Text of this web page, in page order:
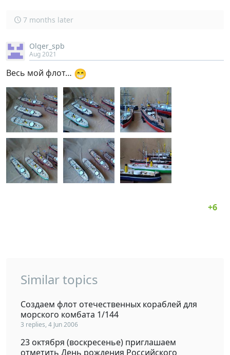
7 months later
Olger_spb
Aug 2021
Весь мой флот… 😁
Similar topics
Создаем флот отечественных кораблей для
морского комбата 1/144
3 replies, 4 Jun 2006
23 октября (воскресенье) приглашаем
отметить День рождения Российского